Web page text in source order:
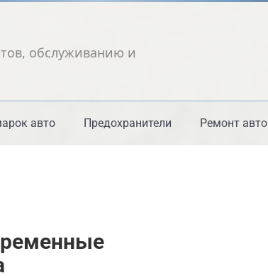
обслуживанию и
авто Предохранители Ремонт авто